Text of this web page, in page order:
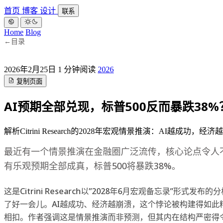
首页 博客 设计 联系
Home Blog
← 目录
2026年2月25日 1 分钟阅读 2026
复制页面
AI预期全部兑现，标普500反而暴跌38%
解析Citrini Research的2028年宏观情景推演：AI越成功，经济
最近有一个情景推演在金融圈广泛流传，核心论点令
有乐观预期全部成真，标普500将暴跌38%。
这是Citrini Research以”2028年6月宏观备忘录”形式发布的
了好一会儿。AI越成功、经济越崩溃，这个悖论被构建得如此
相扣。作者强调这是情景推演而非预测，但其内在结构严密得